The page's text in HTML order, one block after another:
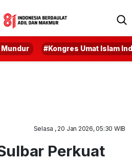
Mundur #Kongres Umat Islam
Selasa , 20 Jan 2026, 05:30 WIB
Perkuat